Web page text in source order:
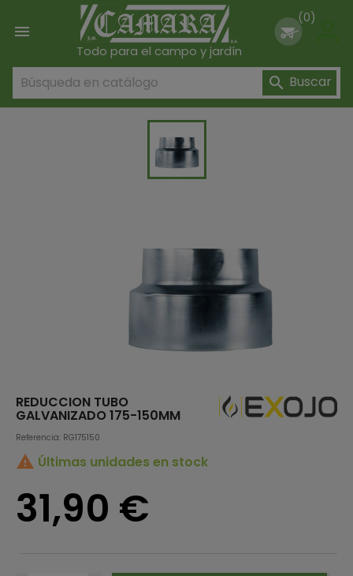

Todo para el campo y jardín
(0)
 Buscar
REDUCCION TUBO
GALVANIZADO 175-150MM
Referencia: RG175150
 Últimas unidades en stock
31,90 €